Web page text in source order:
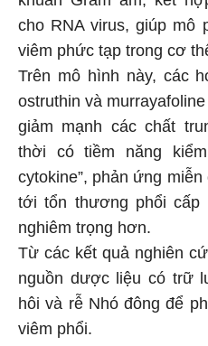
cho RNA virus, giúp mô
viêm phức tạp trong cơ
Trên mô hình này, các
ostruthin và
giảm mạnh các chất
thời có tiềm năng
cytokine”, phản ứng
tới tổn thương phổi cấp
nghiêm trọng hơn.
Từ các kết quả nghiên
nguồn dược liệu có trữ
hôi và rễ Nhó đông để
viêm phổi.